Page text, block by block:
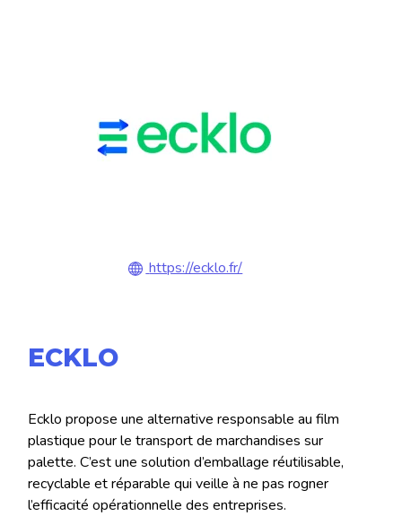
https://ecklo.fr/
ECKLO
Ecklo propose une alternative responsable au film
plastique pour le transport de marchandises sur
palette. C’est une solution d’emballage réutilisable,
recyclable et réparable qui veille à ne pas rogner
l’efficacité opérationnelle des entreprises.